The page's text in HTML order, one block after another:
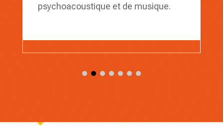
psychoacoustique et de musique.